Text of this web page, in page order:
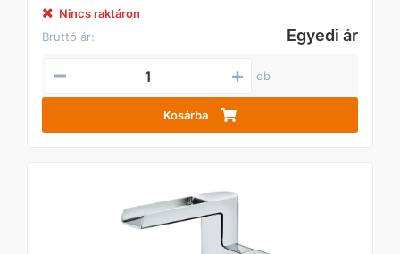
Nincs raktáron
Bruttó ár:
Egyedi ár
db
Kosárba